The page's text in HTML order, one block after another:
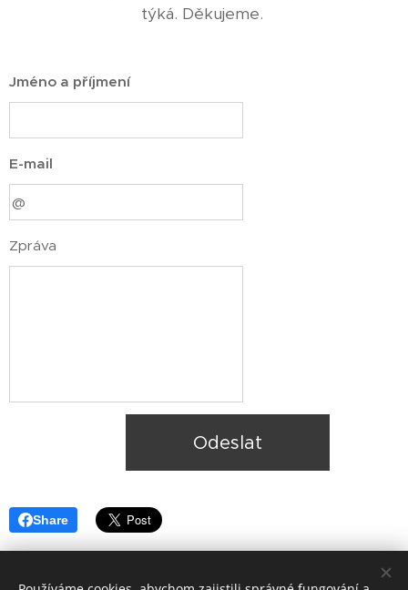
týká. Děkujeme.
Jméno a příjmení
E-mail
Zpráva
Odeslat
Share